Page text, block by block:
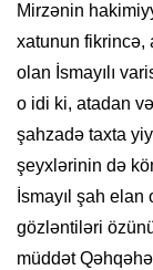
Mirzənin
xatunun fikrincə,
olan İsmayılı
o idi ki, atadan
şahzadə taxta
şeyxlərinin də
İsmayıl şah
gözləntiləri
müddət